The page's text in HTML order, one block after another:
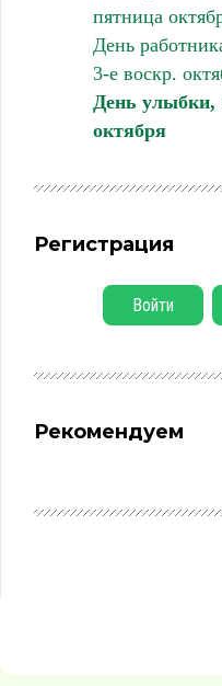
пятница
День
3-е воскр.
День улыбки,
октября
Регистрация
Войти
Рекомендуем